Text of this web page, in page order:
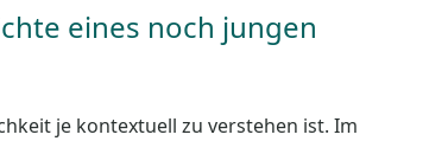
eines noch jungen
je kontextuell zu verstehen ist. Im